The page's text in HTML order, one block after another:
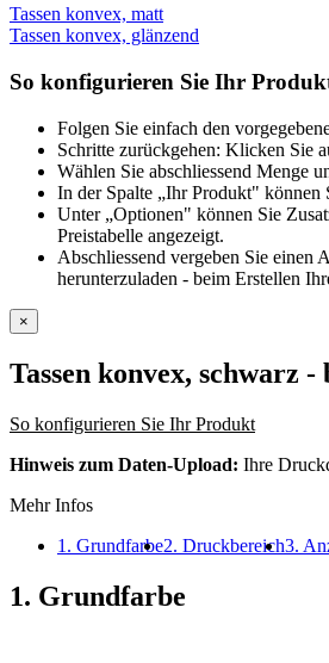
Tassen konvex, matt
Tassen konvex, glänzend
So konfigurieren Sie Ihr
Folgen Sie einfach den
Schritte zurückgehen: Klicken Sie
Wählen Sie abschliessend Menge
In der Spalte „Ihr Produkt"
Unter „Optionen" können Sie
Preistabelle angezeigt.
Abschliessend vergeben Sie einen
herunterzuladen - beim Erstellen
×
Tassen konvex, schwarz -
So konfigurieren Sie Ihr Produkt
Hinweis zum Daten-Upload: Ihre
Mehr Infos
1. Grundfarbe2. Druckbereich3.
1. Grundfarbe